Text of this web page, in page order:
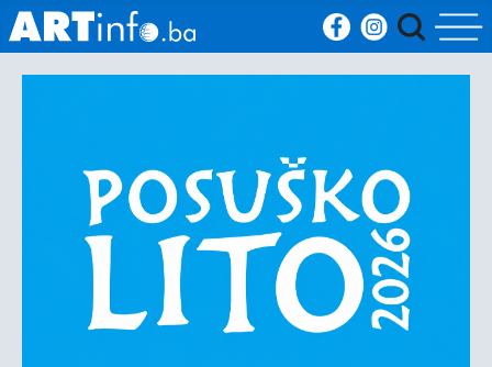
Sport
Kultura
Crna